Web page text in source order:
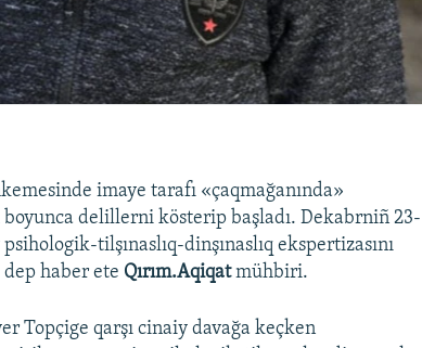
imaye tarafı «çaqmağanında»
boyunca delillerni kösterip başladı. Dekabrniñ 23-
tilşınaslıq-dinşınaslıq ekspertizasını
haber ete Qırım.Aqiqatmühbiri.
Topçige qarşı cinaiy davağa keçken